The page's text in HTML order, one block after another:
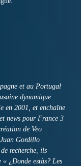
et au Portugal
dynamique
en 2001, et enchaîne
news pour France 3
de Veo
Gordillo
recherche, ils
¿Donde estàs? Les